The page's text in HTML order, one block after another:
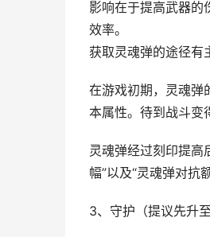
影响在于提高武器的
效率。
获取灵魂弹的途径有
在游戏初期，灵魂弹
本属性。待到战斗变
灵魂弹经过刻印提高
幅”以及“灵魂弹对抗
3、守护（提议先升